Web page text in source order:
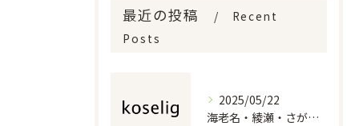
最近の投稿
Recent
Posts
2025/05/22
海老名・綾瀬・さがみ野の美容室で若々しいスタイルを